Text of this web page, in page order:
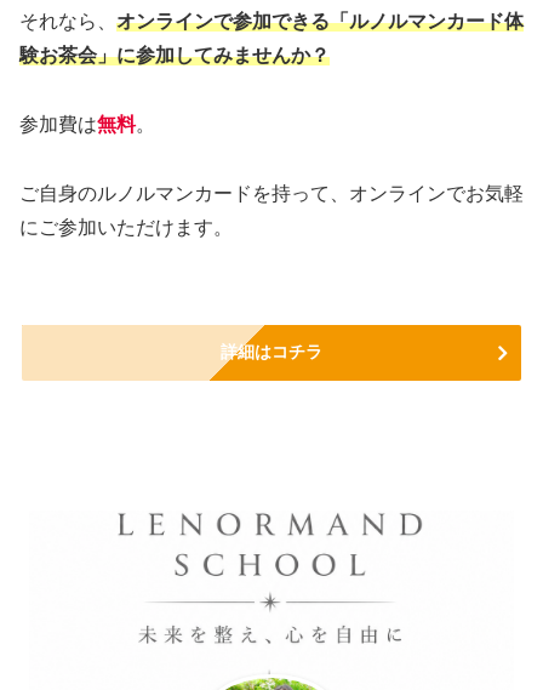
それなら、 オンラインで参加できる「ルノルマンカード体
験お茶会」に参加してみませんか？
参加費は無料。
ご自身のルノルマンカードを持って、オンラインでお気軽
にご参加いただけます。
詳細はコチラ